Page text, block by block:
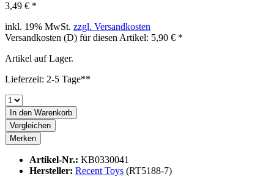
3,49 € *
inkl. 19% MwSt. zzgl. Versandkosten
Versandkosten (D) für diesen Artikel: 5,90 € *
Artikel auf Lager.
Lieferzeit: 2-5 Tage**
In den Warenkorb
Vergleichen
Merken
Artikel-Nr.: KB0330041
Hersteller: Recent Toys (RT5188-7)